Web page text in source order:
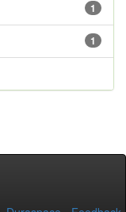
1
1